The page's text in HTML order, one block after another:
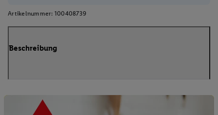
Artikelnummer: 100408739
Beschreibung